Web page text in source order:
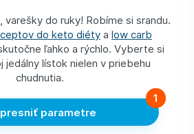
varešky do ruky! Robíme si srandu.
do keto diéty a low carb
ľahko a rýchlo. Vyberte si
jedálny lístok nielen v priebehu
chudnutia.
parametre
1